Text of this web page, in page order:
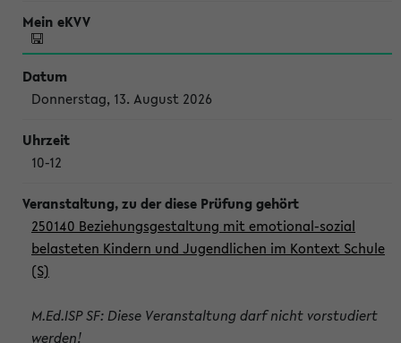
Donnerstag, 13. August 2026
10-12
250140 Beziehungsgestaltung mit emotional-sozial
belasteten Kindern und Jugendlichen im Kontext Schule
(S)
M.Ed.ISP SF: Diese Veranstaltung darf nicht vorstudiert
werden!